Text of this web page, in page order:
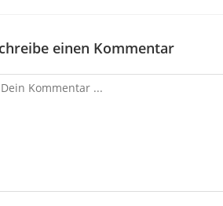
einen Kommentar